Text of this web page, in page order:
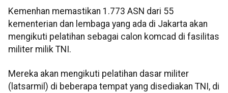
Kemenhan memastikan 1.773 ASN dari 55
kementerian dan lembaga yang ada di Jakarta akan
mengikuti pelatihan sebagai calon komcad di fasilitas
militer milik TNI.
Mereka akan mengikuti pelatihan dasar militer
(latsarmil) di beberapa tempat yang disediakan TNI, di